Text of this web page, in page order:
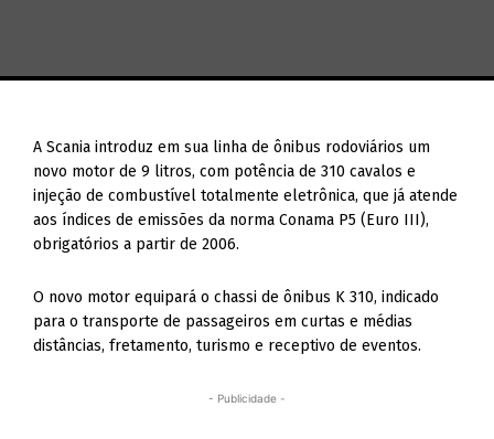
A Scania introduz em sua linha de ônibus rodoviários um
novo motor de 9 litros, com potência de 310 cavalos e
injeção de combustível totalmente eletrônica, que já atende
aos índices de emissões da norma Conama P5 (Euro III),
obrigatórios a partir de 2006.
O novo motor equipará o chassi de ônibus K 310, indicado
para o transporte de passageiros em curtas e médias
distâncias, fretamento, turismo e receptivo de eventos.
- Publicidade -